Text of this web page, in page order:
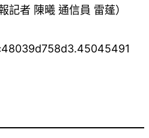
記者 陳曦 通信員 雷蓬）